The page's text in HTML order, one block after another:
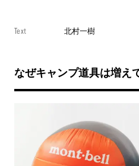
Text 北村一樹
なぜキャンプ道具は増え